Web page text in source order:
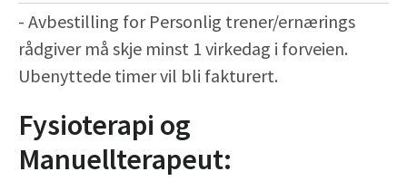
- Avbestilling for Personlig trener/ernærings
rådgiver må skje minst 1 virkedag i forveien.
Ubenyttede timer vil bli fakturert.
Fysioterapi og
Manuellterapeut: